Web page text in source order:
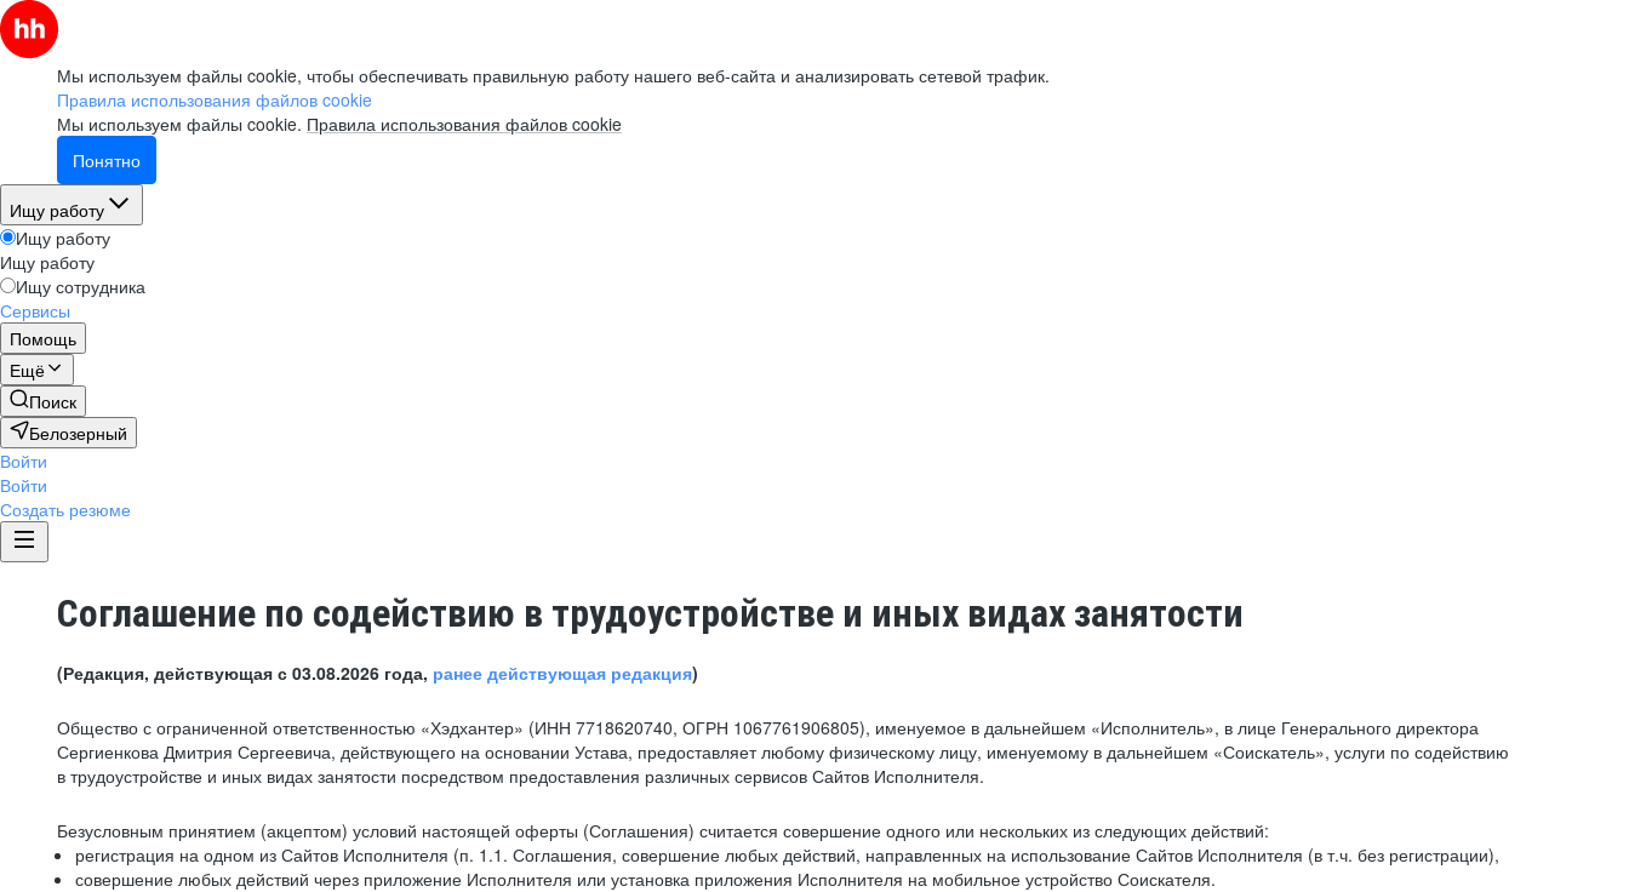
Мы используем файлы cookie, чтобы обеспечивать правильную работу нашего веб-сайта и анализировать сетевой трафик.
Правила использования файлов cookie
Мы используем файлы cookie. Правила использования файлов cookie
Понятно
Ищу работу
Ищу работу
Ищу работу
Ищу сотрудника
Сервисы
Помощь
Ещё
Поиск
Белозерный
Войти
Войти
Создать резюме
Соглашение по содействию в трудоустройстве и иных видах занятости
(Редакция, действующая с 03.08.2026 года, ранее действующая редакция)
Общество с ограниченной ответственностью «Хэдхантер» (ИНН 7718620740, ОГРН 1067761906805), именуемое в дальнейшем «Исполнитель», в лице Генерального директора
Сергиенкова Дмитрия Сергеевича, действующего на основании Устава, предоставляет любому физическому лицу, именуемому в дальнейшем «Соискатель», услуги по содействию
в трудоустройстве и иных видах занятости посредством предоставления различных сервисов Сайтов Исполнителя.
Безусловным принятием (акцептом) условий настоящей оферты (Соглашения) считается совершение одного или нескольких из следующих действий:
регистрация на одном из Сайтов Исполнителя (п. 1.1. Соглашения, совершение любых действий, направленных на использование Сайтов Исполнителя (в т.ч. без регистрации),
совершение любых действий через приложение Исполнителя или установка приложения Исполнителя на мобильное устройство Соискателя.